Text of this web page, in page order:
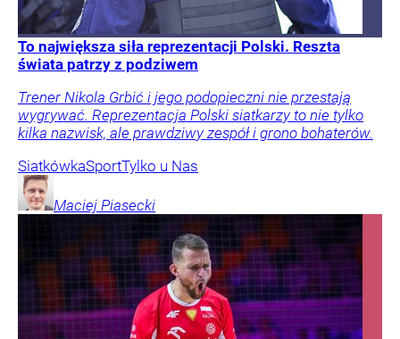
To największa siła reprezentacji Polski. Reszta
świata patrzy z podziwem
Trener Nikola Grbić i jego podopieczni nie przestają
wygrywać. Reprezentacja Polski siatkarzy to nie tylko
kilka nazwisk, ale prawdziwy zespół i grono bohaterów.
SiatkówkaSportTylko u Nas
Maciej Piasecki